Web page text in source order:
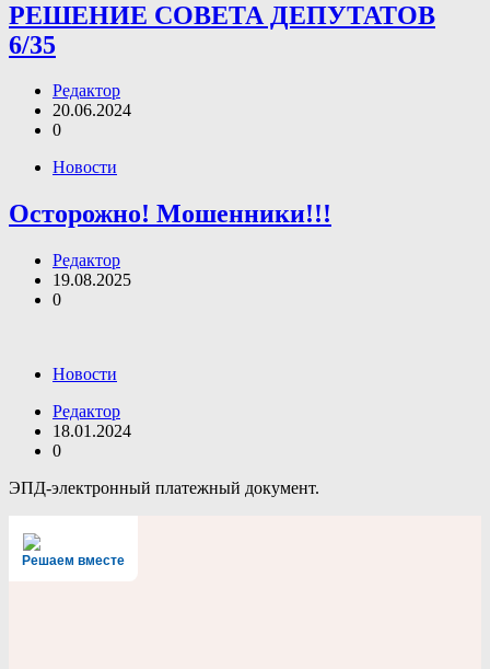
РЕШЕНИЕ СОВЕТА ДЕПУТАТОВ
6/35
Редактор
20.06.2024
0
Новости
Осторожно! Мошенники!!!
Редактор
19.08.2025
0
Новости
Редактор
18.01.2024
0
ЭПД-электронный платежный документ.
Решаем вместе